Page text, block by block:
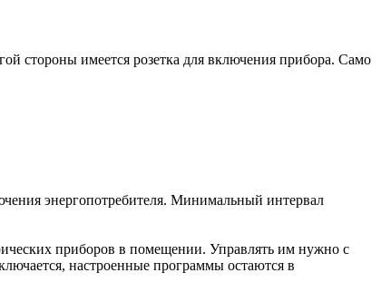
стороны имеется розетка для включения прибора. Само
энергопотребителя. Минимальный интервал
приборов в помещении. Управлять им нужно с
настроенные программы остаются в